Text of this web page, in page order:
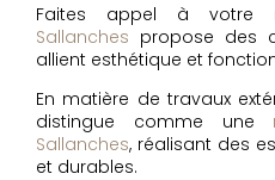
Faites appel à votre
Sallanches propose des
allient esthétique et
En matière de travaux
distingue comme une
Sallanches, réalisant des
et durables.